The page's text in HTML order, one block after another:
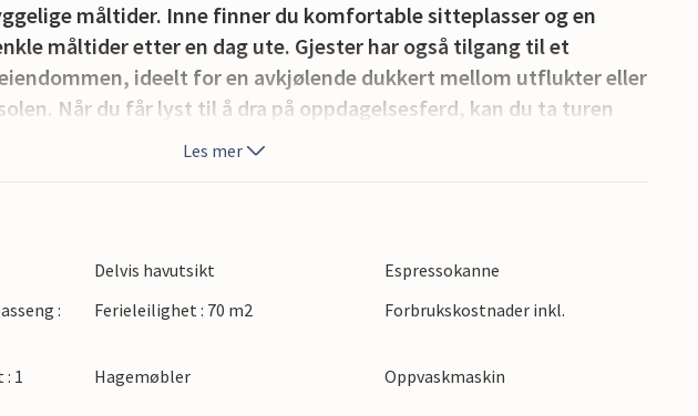
måltider. Inne finner du komfortable sitteplasser og en
måltider etter en dag ute. Gjester har også tilgang til et
ideelt for en avkjølende dukkert mellom utflukter eller
Når du får lyst til å dra på oppdagelsesferd, kan du ta turen
butikker, kafeer og restauranter, før du vender tilbake til den
Les mer
Delvis havutsikt
Espressokanne
:
Ferieleilighet : 70 m2 Forbrukskostnader inkl.
1
Hagemøbler Oppvaskmaskin